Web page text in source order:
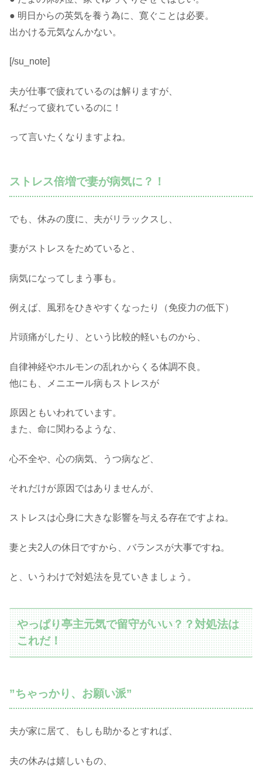
● 明日からの英気を養う為に、寛ぐことは必要。
出かける元気なんかない。
[/su_note]
夫が仕事で疲れているのは解りますが、
私だって疲れているのに！
って言いたくなりますよね。
ストレス倍増で妻が病気に？！
でも、休みの度に、夫がリラックスし、
妻がストレスをためていると、
病気になってしまう事も。
例えば、風邪をひきやすくなったり（免疫力の低下）
片頭痛がしたり、という比較的軽いものから、
自律神経やホルモンの乱れからくる体調不良。
他にも、メニエール病もストレスが
原因ともいわれています。
また、命に関わるような、
心不全や、心の病気、うつ病など、
それだけが原因ではありませんが、
ストレスは心身に大きな影響を与える存在ですよね。
妻と夫2人の休日ですから、バランスが大事ですね。
と、いうわけで対処法を見ていきましょう。
やっぱり亭主元気で留守がいい？？対処法は
これだ！
”ちゃっかり、お願い派”
夫が家に居て、もしも助かるとすれば、
夫の休みは嬉しいもの、